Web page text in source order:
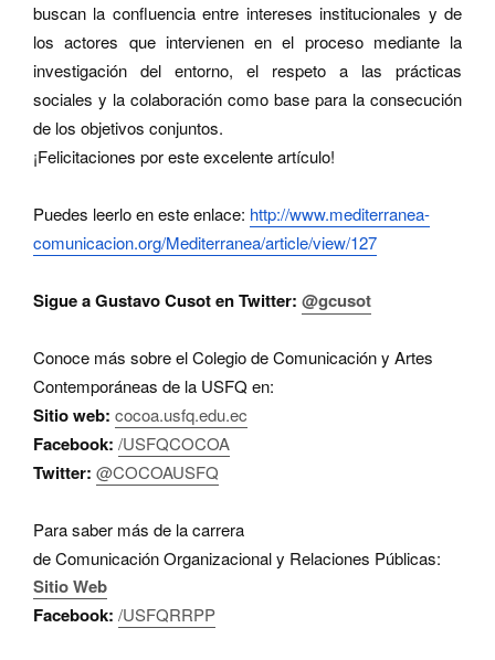
buscan la confluencia entre intereses institucionales y de
los actores que intervienen en el proceso mediante la
investigación del entorno, el respeto a las prácticas
sociales y la colaboración como base para la consecución
de los objetivos conjuntos.
¡Felicitaciones por este excelente artículo!
Puedes leerlo en este enlace: http://www.mediterranea-
comunicacion.org/Mediterranea/article/view/127
Sigue a Gustavo Cusot en Twitter: @gcusot
Conoce más sobre el Colegio de Comunicación y Artes
Contemporáneas de la USFQ en:
Sitio web: cocoa.usfq.edu.ec
Facebook: /USFQCOCOA
Twitter: @COCOAUSFQ
Para saber más de la carrera
de Comunicación Organizacional y Relaciones Públicas:
Sitio Web
Facebook: /USFQRRPP